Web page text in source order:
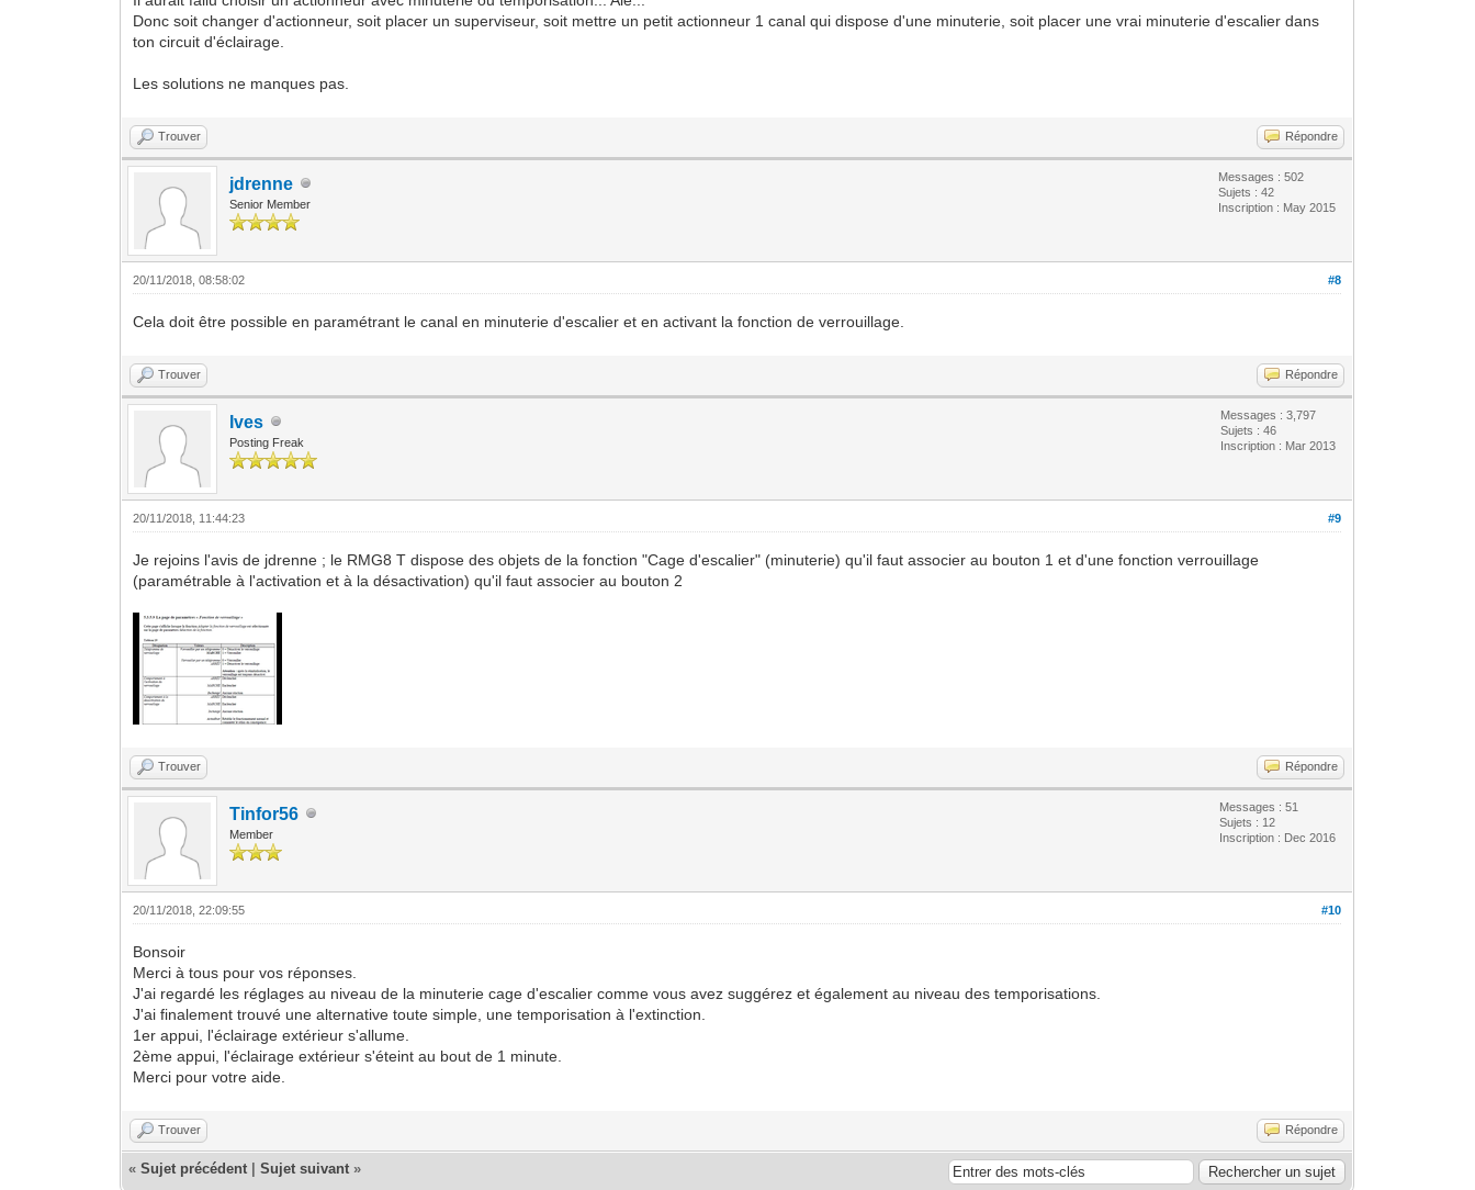
Donc soit changer d'actionneur, soit placer un superviseur, soit mettre un petit actionneur 1 canal qui dispose d'une minuterie, soit placer une vrai minuterie d'escalier dans
ton circuit d'éclairage.
Les solutions ne manques pas.
Trouver Répondre
jdrenne
Senior Member
Messages : 502
Sujets : 42
Inscription : May 2015
#8
20/11/2018, 08:58:02
Cela doit être possible en paramétrant le canal en minuterie d'escalier et en activant la fonction de verrouillage.
Trouver Répondre
Ives
Posting Freak
Messages : 3,797
Sujets : 46
Inscription : Mar 2013
#9
20/11/2018, 11:44:23
Je rejoins l'avis de jdrenne ; le RMG8 T dispose des objets de la fonction "Cage d'escalier" (minuterie) qu'il faut associer au bouton 1 et d'une fonction verrouillage
(paramétrable à l'activation et à la désactivation) qu'il faut associer au bouton 2
Trouver Répondre
Tinfor56
Member
Messages : 51
Sujets : 12
Inscription : Dec 2016
#10
20/11/2018, 22:09:55
Bonsoir
Merci à tous pour vos réponses.
J'ai regardé les réglages au niveau de la minuterie cage d'escalier comme vous avez suggérez et également au niveau des temporisations.
J'ai finalement trouvé une alternative toute simple, une temporisation à l'extinction.
1er appui, l'éclairage extérieur s'allume.
2ème appui, l'éclairage extérieur s'éteint au bout de 1 minute.
Merci pour votre aide.
Trouver Répondre
«Sujet précédent |Sujet suivant »